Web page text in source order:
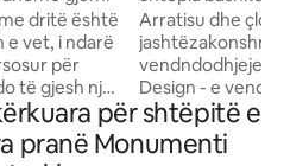
dritë është
e vet, i ndarë
për
të gjesh një
me një banjë
të
hapësirë
Arkitekt
Arratisu dhe
vendndodhjeje të
Design - e
pamje
qytetit dhe
nga periferitë më
për shtëpitë e
pranë Monumenti